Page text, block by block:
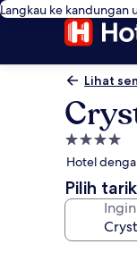
Langkau ke kandungan
Lihat
Hartanah
4.0
bintang
Hotel
Pilih